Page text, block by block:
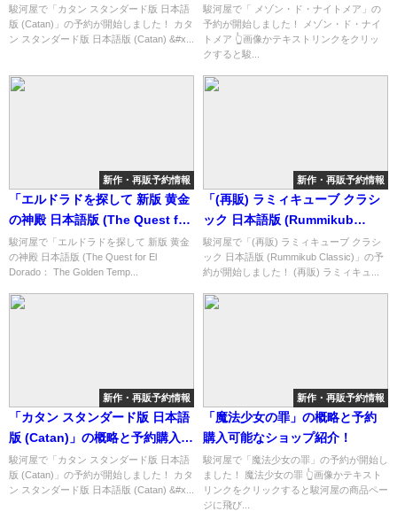
能なショップ紹介！
駿河屋で「カタン スタンダード版 日本語
版 (Catan)」の予約が開始しました！ カタ
ン スタンダード版 日本語版 (Catan) &#x...
ョップ紹介！
駿河屋で「 メゾン・ド・ナイトメア」の
予約が開始しました！ メゾン・ド・ナイ
トメア 👆画像かテキストリンクをクリッ
クすると駿...
新作・再販予約情報
「エルドラドを探して 新版 黄金
の神殿 日本語版 (The Quest for
El Dorado： The Golden
Temples)」の概略と予約購入可
駿河屋で「エルドラドを探して 新版 黄金
の神殿 日本語版 (The Quest for El
Dorado： The Golden Temp...
新作・再販予約情報
「(再販) ラミィキューブ クラシ
ック 日本語版 (Rummikub
Classic)」の概略と予約購入可能
なショップ紹介！
駿河屋で「(再販) ラミィキューブ クラシ
ック 日本語版 (Rummikub Classic)」の予
約が開始しました！ (再販) ラミィキュ...
新作・再販予約情報
「カタン スタンダード版 日本語
版 (Catan)」の概略と予約購入可
能なショップ紹介！
駿河屋で「カタン スタンダード版 日本語
版 (Catan)」の予約が開始しました！ カタ
ン スタンダード版 日本語版 (Catan) &#x...
新作・再販予約情報
「魔法少女の罪」の概略と予約
購入可能なショップ紹介！
駿河屋で「魔法少女の罪」の予約が開始し
ました！ 魔法少女の罪 👆画像かテキスト
リンクをクリックすると駿河屋の商品ペー
ジに飛び...